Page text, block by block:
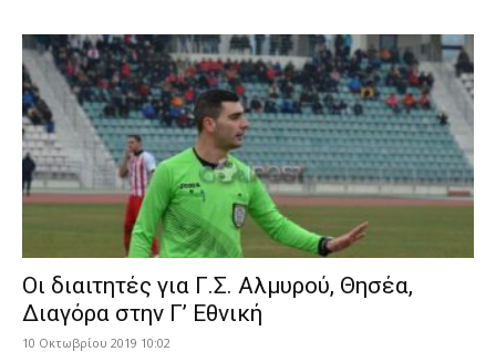
Οι διαιτητές για Γ.Σ. Αλμυρού, Θησέα,
Διαγόρα στην Γ’ Εθνική
10 Οκτωβρίου 2019 10:02